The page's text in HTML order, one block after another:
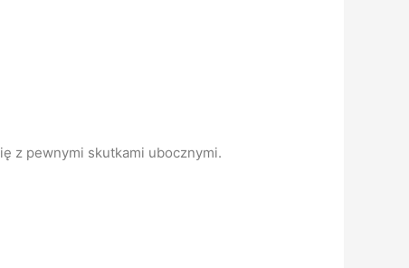
z pewnymi skutkami ubocznymi.